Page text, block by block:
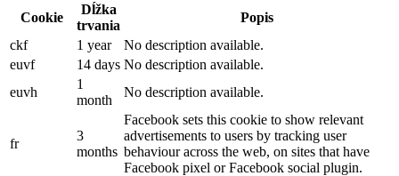
Cookie
Dĺžka
trvania
Popis
ckf
1 year
No description available.
euvf
14 days No description available.
euvh
1
month
No description available.
fr
3
months
Facebook sets this cookie to show relevant
advertisements to users by tracking user
behaviour across the web, on sites that have
Facebook pixel or Facebook social plugin.